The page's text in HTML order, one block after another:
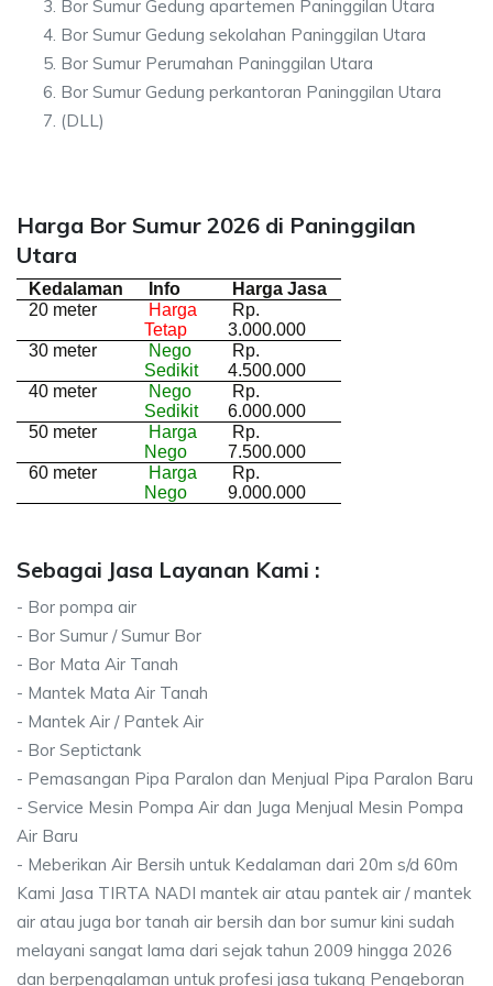
Bor Sumur Gedung apartemen Paninggilan Utara
Bor Sumur Gedung sekolahan Paninggilan Utara
Bor Sumur Perumahan Paninggilan Utara
Bor Sumur Gedung perkantoran Paninggilan Utara
(DLL)
Harga Bor Sumur 2026 di Paninggilan
Utara
Kedalaman Info
Harga Jasa
20 meter
Harga
Tetap
Rp.
3.000.000
30 meter
Nego
Sedikit
Rp.
4.500.000
40 meter
Nego
Sedikit
Rp.
6.000.000
50 meter
Harga
Nego
Rp.
7.500.000
60 meter
Harga
Nego
Rp.
9.000.000
Sebagai Jasa Layanan Kami :
- Bor pompa air
- Bor Sumur / Sumur Bor
- Bor Mata Air Tanah
- Mantek Mata Air Tanah
- Mantek Air / Pantek Air
- Bor Septictank
- Pemasangan Pipa Paralon dan Menjual Pipa Paralon Baru
- Service Mesin Pompa Air dan Juga Menjual Mesin Pompa
Air Baru
- Meberikan Air Bersih untuk Kedalaman dari 20m s/d 60m
Kami Jasa TIRTA NADI mantek air atau pantek air / mantek
air atau juga bor tanah air bersih dan bor sumur kini sudah
melayani sangat lama dari sejak tahun 2009 hingga 2026
dan berpengalaman untuk profesi jasa tukang Pengeboran